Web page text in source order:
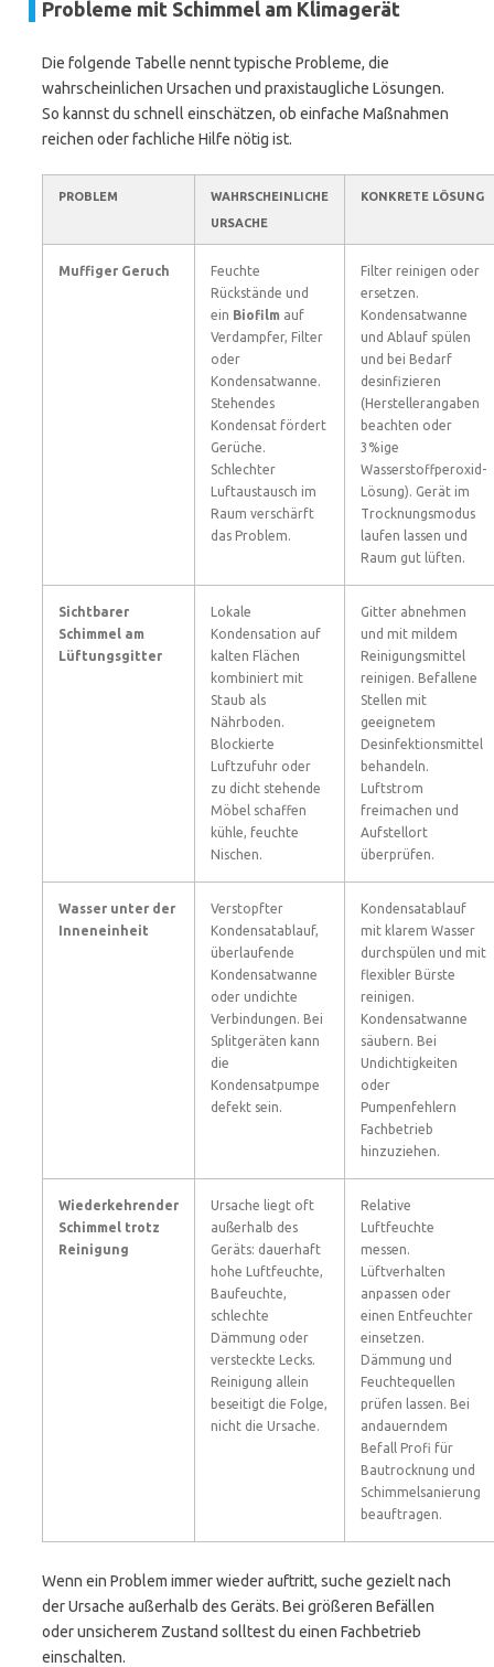
Probleme mit Schimmel am Klimagerät
Die folgende Tabelle nennt typische Probleme, die
wahrscheinlichen Ursachen und praxistaugliche Lösungen.
So kannst du schnell einschätzen, ob einfache Maßnahmen
reichen oder fachliche Hilfe nötig ist.
PROBLEM
WAHRSCHEINLICHE
URSACHE
KONKRETE LÖSUNG
Muffiger Geruch
Feuchte
Rückstände und
ein Biofilm auf
Verdampfer, Filter
oder
Kondensatwanne.
Stehendes
Kondensat fördert
Gerüche.
Schlechter
Luftaustausch im
Raum verschärft
das Problem.
Filter reinigen oder
ersetzen.
Kondensatwanne
und Ablauf spülen
und bei Bedarf
desinfizieren
(Herstellerangaben
beachten oder
3%ige
Wasserstoffperoxid-
Lösung). Gerät im
Trocknungsmodus
laufen lassen und
Raum gut lüften.
Sichtbarer
Schimmel am
Lüftungsgitter
Lokale
Kondensation auf
kalten Flächen
kombiniert mit
Staub als
Nährboden.
Blockierte
Luftzufuhr oder
zu dicht stehende
Möbel schaffen
kühle, feuchte
Nischen.
Gitter abnehmen
und mit mildem
Reinigungsmittel
reinigen. Befallene
Stellen mit
geeignetem
Desinfektionsmittel
behandeln.
Luftstrom
freimachen und
Aufstellort
überprüfen.
Wasser unter der
Inneneinheit
Verstopfter
Kondensatablauf,
überlaufende
Kondensatwanne
oder undichte
Verbindungen. Bei
Splitgeräten kann
die
Kondensatpumpe
defekt sein.
Kondensatablauf
mit klarem Wasser
durchspülen und mit
flexibler Bürste
reinigen.
Kondensatwanne
säubern. Bei
Undichtigkeiten
oder
Pumpenfehlern
Fachbetrieb
hinzuziehen.
Wiederkehrender
Schimmel trotz
Reinigung
Ursache liegt oft
außerhalb des
Geräts: dauerhaft
hohe Luftfeuchte,
Baufeuchte,
schlechte
Dämmung oder
versteckte Lecks.
Reinigung allein
beseitigt die Folge,
nicht die Ursache.
Relative
Luftfeuchte
messen.
Lüftverhalten
anpassen oder
einen Entfeuchter
einsetzen.
Dämmung und
Feuchtequellen
prüfen lassen. Bei
andauerndem
Befall Profi für
Bautrocknung und
Schimmelsanierung
beauftragen.
Wenn ein Problem immer wieder auftritt, suche gezielt nach
der Ursache außerhalb des Geräts. Bei größeren Befällen
oder unsicherem Zustand solltest du einen Fachbetrieb
einschalten.